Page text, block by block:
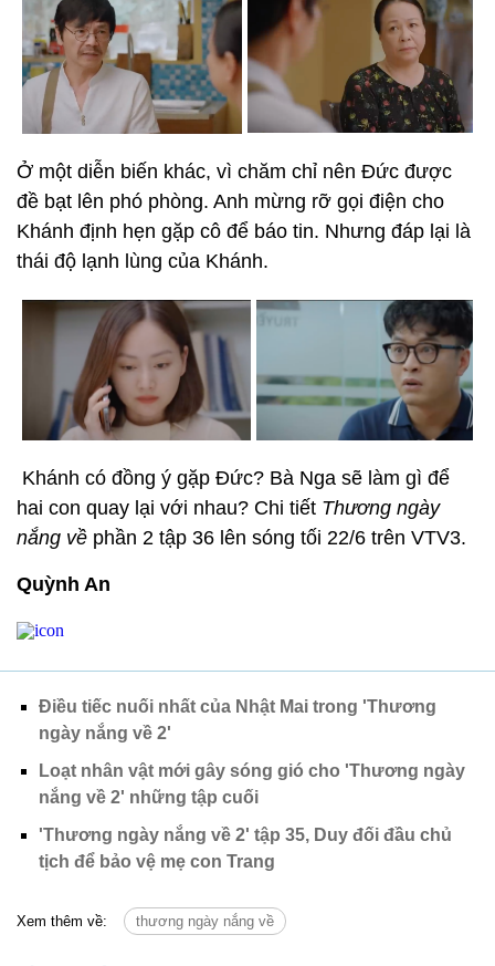
Ở một diễn biến khác, vì chăm chỉ nên Đức được
đề bạt lên phó phòng. Anh mừng rỡ gọi điện cho
Khánh định hẹn gặp cô để báo tin. Nhưng đáp lại là
thái độ lạnh lùng của Khánh.
Khánh có đồng ý gặp Đức? Bà Nga sẽ làm gì để
hai con quay lại với nhau? Chi tiết Thương ngày
nắng về phần 2 tập 36 lên sóng tối 22/6 trên VTV3.
Quỳnh An
Điều tiếc nuối nhất của Nhật Mai trong 'Thương
ngày nắng về 2'
Loạt nhân vật mới gây sóng gió cho 'Thương ngày
nắng về 2' những tập cuối
'Thương ngày nắng về 2' tập 35, Duy đối đầu chủ
tịch để bảo vệ mẹ con Trang
Xem thêm về: thương ngày nắng về